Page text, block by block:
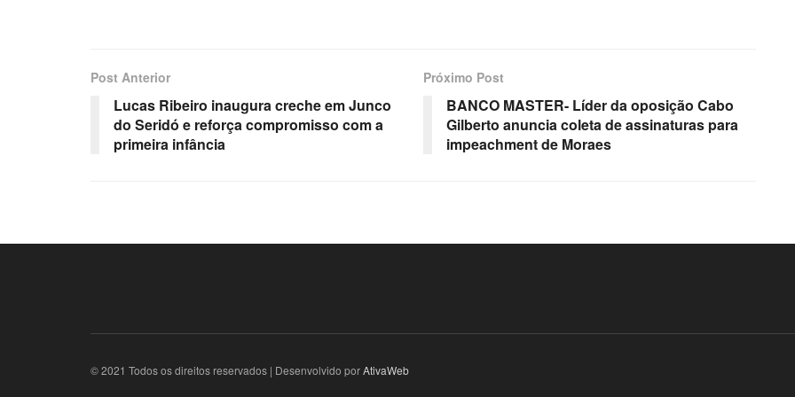
Post Anterior
Lucas Ribeiro inaugura creche em Junco
do Seridó e reforça compromisso com a
primeira infância
Próximo Post
BANCO MASTER- Líder da oposição Cabo
Gilberto anuncia coleta de assinaturas para
impeachment de Moraes
© 2021 Todos os direitos reservados | Desenvolvido porAtivaWeb